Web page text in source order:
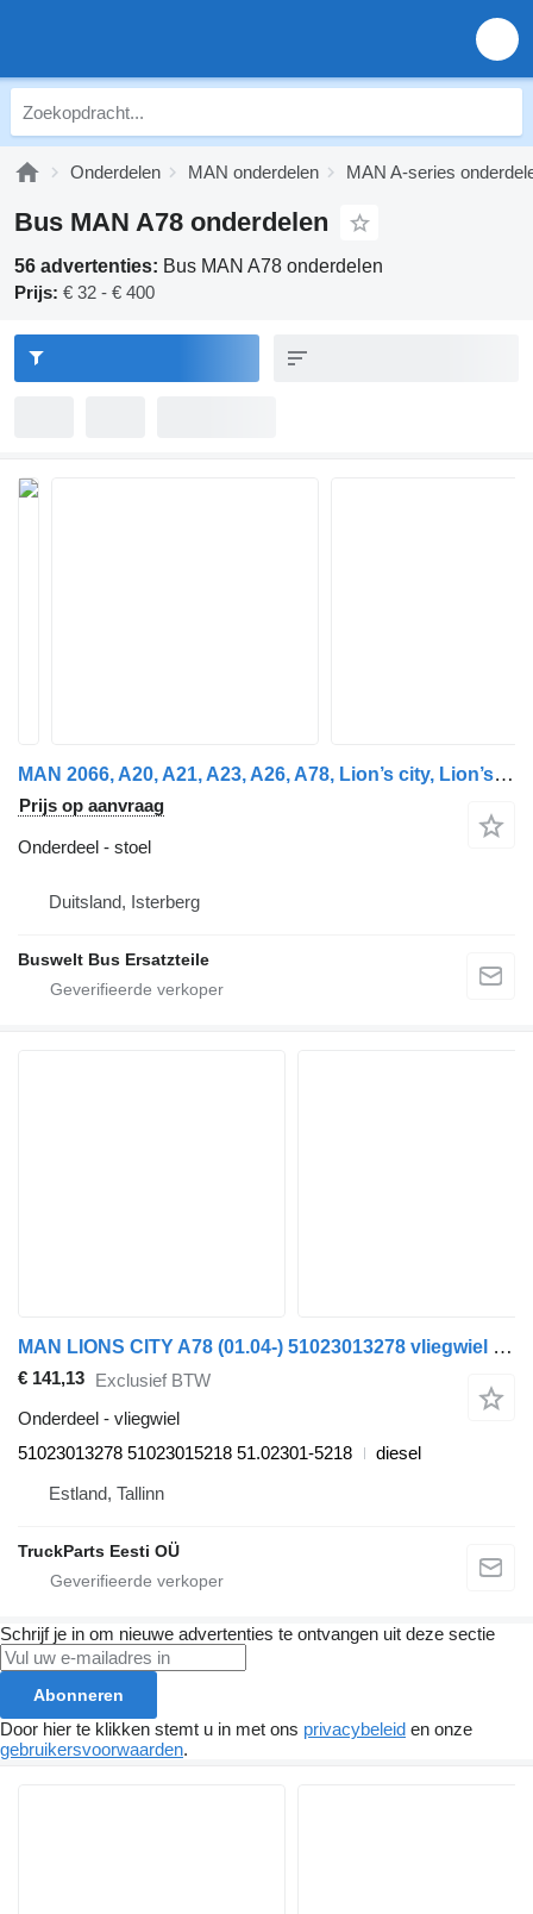
Onderdelen MAN onderdelen MAN A-series
Bus MAN A78 onderdelen
56 advertenties: Bus MAN A78 onderdelen
Prijs: € 32 - € 400
MAN 2066, A20, A21, A23, A26, A78, Lion’s city, Lion’s coach, L stoel voor Neoplan Cityliner, Euroliner, Skyliner, Spaceliner, Starliner, Tourliner bus
Prijs op aanvraag
Onderdeel - stoel
Duitsland, Isterberg
Buswelt Bus Ersatzteile
MAN LIONS CITY A78 (01.04-) 51023013278 vliegwiel voor MAN Lion's bus (1991-)
€ 141,13 Exclusief BTW
Onderdeel - vliegwiel
51023013278 51023015218 51.02301-5218
diesel
Estland, Tallinn
TruckParts Eesti OÜ
Schrijf je in om nieuwe advertenties te ontvangen uit deze sectie
Abonneren
Door hier te klikken stemt u in met ons privacybeleid en onze
gebruikersvoorwaarden.